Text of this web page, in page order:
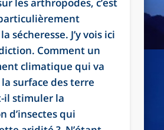
sécheresse. J’y vois ici
Comment un
climatique qui va
surface des terre
il stimuler la
d’insectes qui